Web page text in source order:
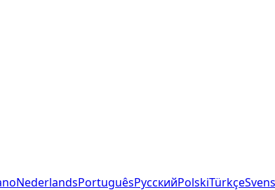
NederlandsPortuguêsРусскийPolskiTürkçe